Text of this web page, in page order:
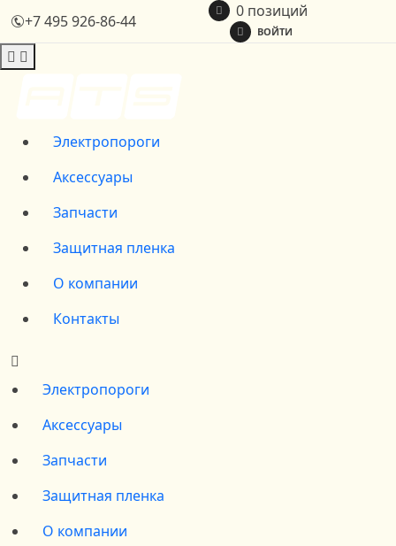
+7 495 926-86-44
0 позиций
ВОЙТИ
Электропороги
Аксессуары
Запчасти
Защитная пленка
О компании
Контакты
Электропороги
Аксессуары
Запчасти
Защитная пленка
О компании